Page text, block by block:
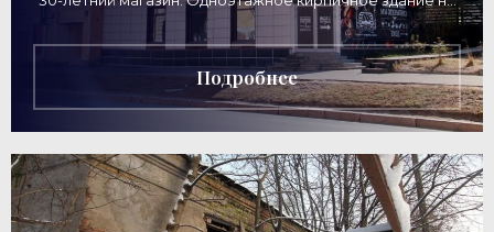
Дворцовом проспекте, 16а, было построено
Подробнее